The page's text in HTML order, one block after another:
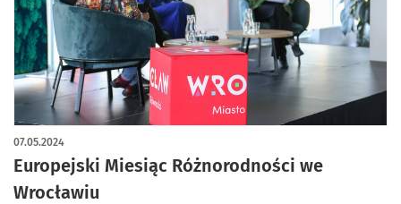
Europejski Miesiąc Różnorodności we
Wrocławiu
07.05.2024